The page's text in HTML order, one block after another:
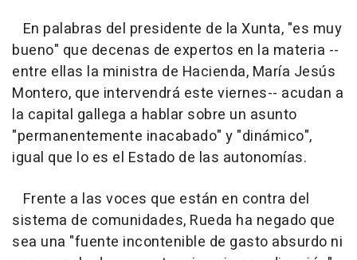
En palabras del presidente de la Xunta, "es muy
bueno" que decenas de expertos en la materia --
entre ellas la ministra de Hacienda, María Jesús
Montero, que intervendrá este viernes-- acudan a
la capital gallega a hablar sobre un asunto
"permanentemente inacabado" y "dinámico",
igual que lo es el Estado de las autonomías.
Frente a las voces que están en contra del
sistema de comunidades, Rueda ha negado que
sea una "fuente incontenible de gasto absurdo ni